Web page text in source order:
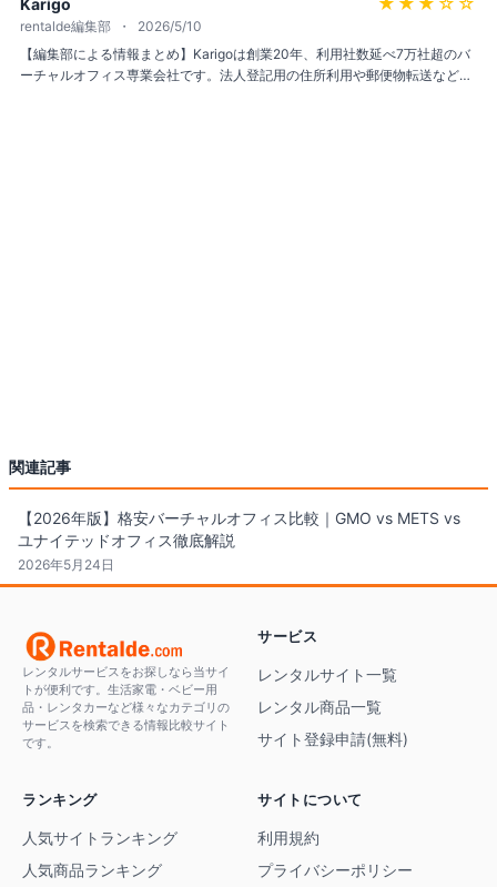
接続が不安定だったとの指摘も見られる。急ぎの郵便物がある場合は事前に
条件を確認しておきたい。
rentalde編集部
2026/5/10
【編集部による情報まとめ】Karigoは創業20年、利用社数延べ7万社超のバ
ーチャルオフィス専業会社です。法人登記用の住所利用や郵便物転送など、
関連記事
【2026年版】格安バーチャルオフィス比較｜GMO vs METS vs
ユナイテッドオフィス徹底解説
2026年5月24日
レンタルサービスをお探しなら当サイ
トが便利です。生活家電・ベビー用
品・レンタカーなど様々なカテゴリの
サービスを検索できる情報比較サイト
です。
サービス
レンタルサイト一覧
レンタル商品一覧
サイト登録申請(無料)
ランキング
人気サイトランキング
人気商品ランキング
サイトについて
利用規約
プライバシーポリシー